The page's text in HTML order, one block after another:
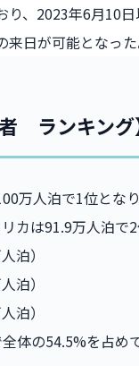
り、2023年6月10
日が可能となった
ランキング
万人泊で1位となり
カは91.9万人泊で
泊）
泊）
泊）
体の54.5%を占め